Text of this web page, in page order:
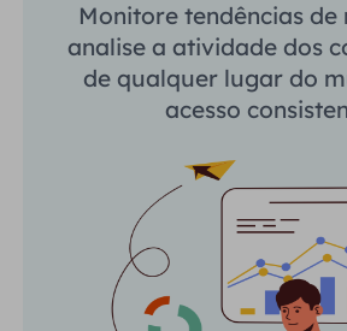
Monitore tendências de
analise a atividade dos
de qualquer lugar do
acesso